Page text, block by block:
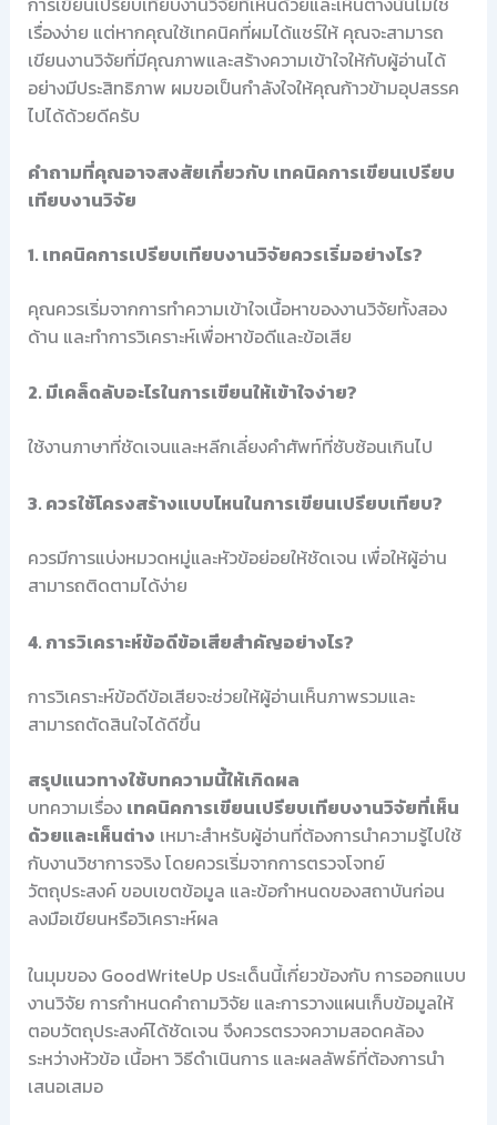
เรื่องง่าย แต่หากคุณใช้เทคนิคที่ผมได้แชร์ให้ คุณจะสามารถ
เขียนงานวิจัยที่มีคุณภาพและสร้างความเข้าใจให้กับผู้อ่านได้
อย่างมีประสิทธิภาพ ผมขอเป็นกำลังใจให้คุณก้าวข้ามอุปสรรค
ไปได้ด้วยดีครับ
คำถามที่คุณอาจสงสัยเกี่ยวกับ เทคนิคการเขียนเปรียบ
เทียบงานวิจัย
1. เทคนิคการเปรียบเทียบงานวิจัยควรเริ่มอย่างไร?
คุณควรเริ่มจากการทำความเข้าใจเนื้อหาของงานวิจัยทั้งสอง
ด้าน และทำการวิเคราะห์เพื่อหาข้อดีและข้อเสีย
2. มีเคล็ดลับอะไรในการเขียนให้เข้าใจง่าย?
ใช้งานภาษาที่ชัดเจนและหลีกเลี่ยงคำศัพท์ที่ซับซ้อนเกินไป
3. ควรใช้โครงสร้างแบบไหนในการเขียนเปรียบเทียบ?
ควรมีการแบ่งหมวดหมู่และหัวข้อย่อยให้ชัดเจน เพื่อให้ผู้อ่าน
สามารถติดตามได้ง่าย
4. การวิเคราะห์ข้อดีข้อเสียสำคัญอย่างไร?
การวิเคราะห์ข้อดีข้อเสียจะช่วยให้ผู้อ่านเห็นภาพรวมและ
สามารถตัดสินใจได้ดีขึ้น
สรุปแนวทางใช้บทความนี้ให้เกิดผล
บทความเรื่อง เทคนิคการเขียนเปรียบเทียบงานวิจัยที่เห็น
ด้วยและเห็นต่าง เหมาะสำหรับผู้อ่านที่ต้องการนำความรู้ไปใช้
กับงานวิชาการจริง โดยควรเริ่มจากการตรวจโจทย์
วัตถุประสงค์ ขอบเขตข้อมูล และข้อกำหนดของสถาบันก่อน
ลงมือเขียนหรือวิเคราะห์ผล
ในมุมของ GoodWriteUp ประเด็นนี้เกี่ยวข้องกับ การออกแบบ
งานวิจัย การกำหนดคำถามวิจัย และการวางแผนเก็บข้อมูลให้
ตอบวัตถุประสงค์ได้ชัดเจน จึงควรตรวจความสอดคล้อง
ระหว่างหัวข้อ เนื้อหา วิธีดำเนินการ และผลลัพธ์ที่ต้องการนำ
เสนอเสมอ